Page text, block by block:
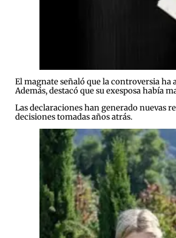
El magnate señaló que la controversia
Además, destacó que su exesposa había
Las declaraciones han generado nuevas
decisiones tomadas años atrás.